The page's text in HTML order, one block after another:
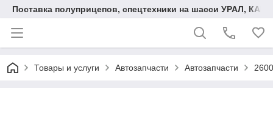
Поставка полуприцепов, спецтехники на шасси УРАЛ,
Товары и услуги Автозапчасти Автозапчасти